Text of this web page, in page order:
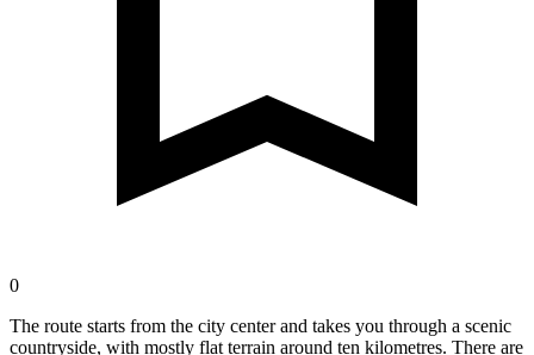
0
The route starts from the city center and takes you through a scenic
countryside, with mostly flat terrain around ten kilometres. There are